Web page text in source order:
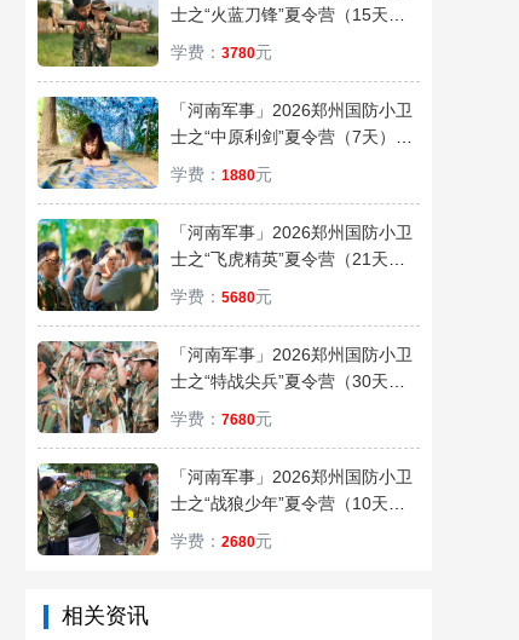
士之“火蓝刀锋”夏令营（15天）
乘风破浪，扬帆起航
学费： 3780元
「河南军事」2026郑州国防小卫
士之“中原利剑”夏令营（7天）体
验一次，受益一生
学费： 1880元
「河南军事」2026郑州国防小卫
士之“飞虎精英”夏令营（21天）
好习惯养成记
学费： 5680元
「河南军事」2026郑州国防小卫
士之“特战尖兵”夏令营（30天）
体验部队生活，磨炼自身意志
学费： 7680元
「河南军事」2026郑州国防小卫
士之“战狼少年”夏令营（10天）
走进军营·挑战自我
学费： 2680元
相关资讯